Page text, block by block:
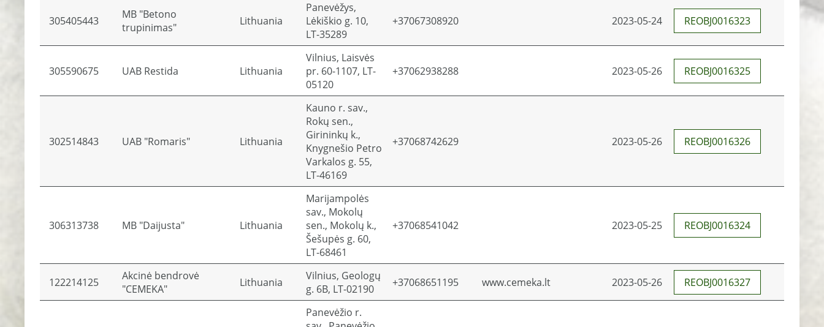
305405443
MB "Betono
trupinimas"
Lithuania
Panevėžys,
Lėkiškio g. 10,
LT-35289
+37067308920 2023-05-24 REOBJ0016323
305590675 UAB Restida Lithuania
Vilnius, Laisvės
pr. 60-1107, LT-
05120
+37062938288 2023-05-26 REOBJ0016325
302514843 UAB "Romaris" Lithuania
Kauno r. sav.,
Rokų sen.,
Girininkų k.,
Knygnešio Petro
Varkalos g. 55,
LT-46169
+37068742629 2023-05-26 REOBJ0016326
306313738 MB "Daijusta" Lithuania
Marijampolės
sav., Mokolų
sen., Mokolų k.,
Šešupės g. 60,
LT-68461
+37068541042 2023-05-25 REOBJ0016324
122214125
Akcinė bendrovė
"CEMEKA"
Lithuania
Vilnius, Geologų
g. 6B, LT-02190
+37068651195 www.cemeka.lt 2023-05-26 REOBJ0016327
Panevėžio r.